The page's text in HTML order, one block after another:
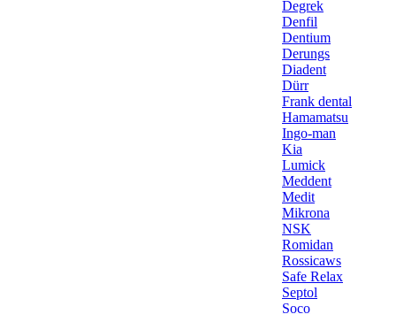
Degrek
Denfil
Dentium
Derungs
Diadent
Dürr
Frank dental
Hamamatsu
Ingo-man
Kia
Lumick
Meddent
Medit
Mikrona
NSK
Romidan
Rossicaws
Safe Relax
Septol
Soco